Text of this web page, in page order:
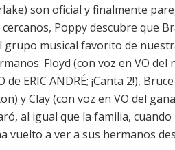
son oficial y finalmente
Poppy descubre que
grupo musical favorito de
Floyd (con voz en VO del
de ERIC ANDRÉ; ¡Canta 2!),
y Clay (con voz en VO del
al igual que la familia,
vuelto a ver a sus hermanos